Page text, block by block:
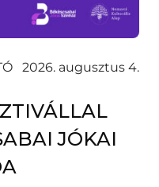
2026. augusztus 4.
JÓKAI